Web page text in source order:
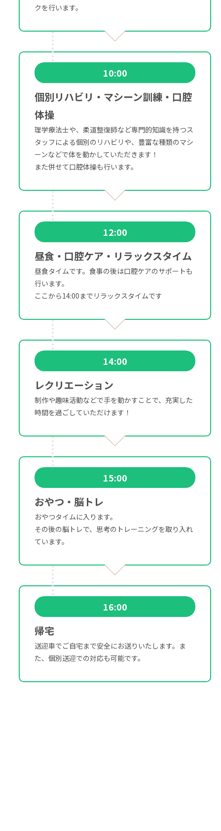
クを行います。
10:00
個別リハビリ・マシーン訓練・口腔
体操
理学療法士や、柔道整復師など専門的知識を持つス
タッフによる個別のリハビリや、豊富な種類のマシ
ーンなどで体を動かしていただきます！
また併せて口腔体操も行います。
12:00
昼食・口腔ケア・リラックスタイム
昼食タイムです。食事の後は口腔ケアのサポートも
行います。
ここから14:00までリラックスタイムです
14:00
レクリエーション
制作や趣味活動などで手を動かすことで、充実した
時間を過ごしていただけます！
15:00
おやつ・脳トレ
おやつタイムに入ります。
その後の脳トレで、思考のトレーニングを取り入れ
ています。
16:00
帰宅
送迎車でご自宅まで安全にお送りいたします。ま
た、個別送迎での対応も可能です。